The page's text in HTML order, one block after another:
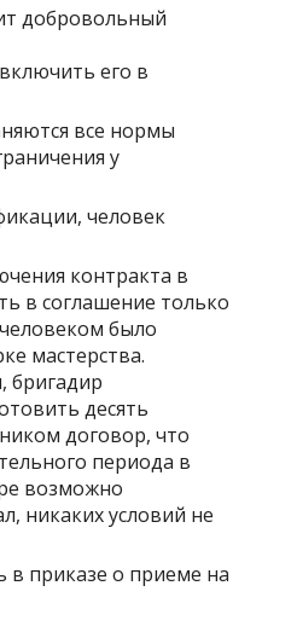
добровольный
его в
все нормы
у
человек
контракта в
в соглашение только
было
мастерства.
бригадир
десять
договор, что
периода в
возможно
никаких условий не
в приказе о приеме на